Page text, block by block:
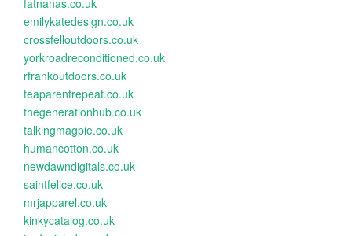
fatnanas.co.uk
emilykatedesign.co.uk
crossfelloutdoors.co.uk
yorkroadreconditioned.co.uk
rfrankoutdoors.co.uk
teaparentrepeat.co.uk
thegenerationhub.co.uk
talkingmagpie.co.uk
humancotton.co.uk
newdawndigitals.co.uk
saintfelice.co.uk
mrjapparel.co.uk
kinkycatalog.co.uk